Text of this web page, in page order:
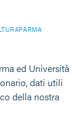
ed Università
dati utili
della nostra